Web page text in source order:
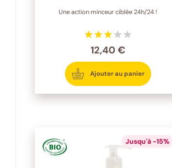
Une action minceur ciblée 24h/24 !
12,40 €
Ajouter au panier
Jusqu'à -15%